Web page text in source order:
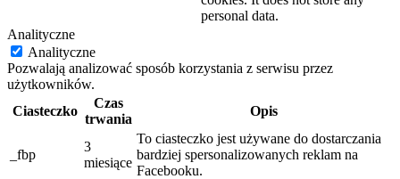
personal data.
Analityczne
Analityczne
Pozwalają analizować sposób korzystania z serwisu przez
użytkowników.
Ciasteczko
Czas
trwania
Opis
_fbp
3
miesiące
To ciasteczko jest używane do dostarczania
bardziej spersonalizowanych reklam na
Facebooku.